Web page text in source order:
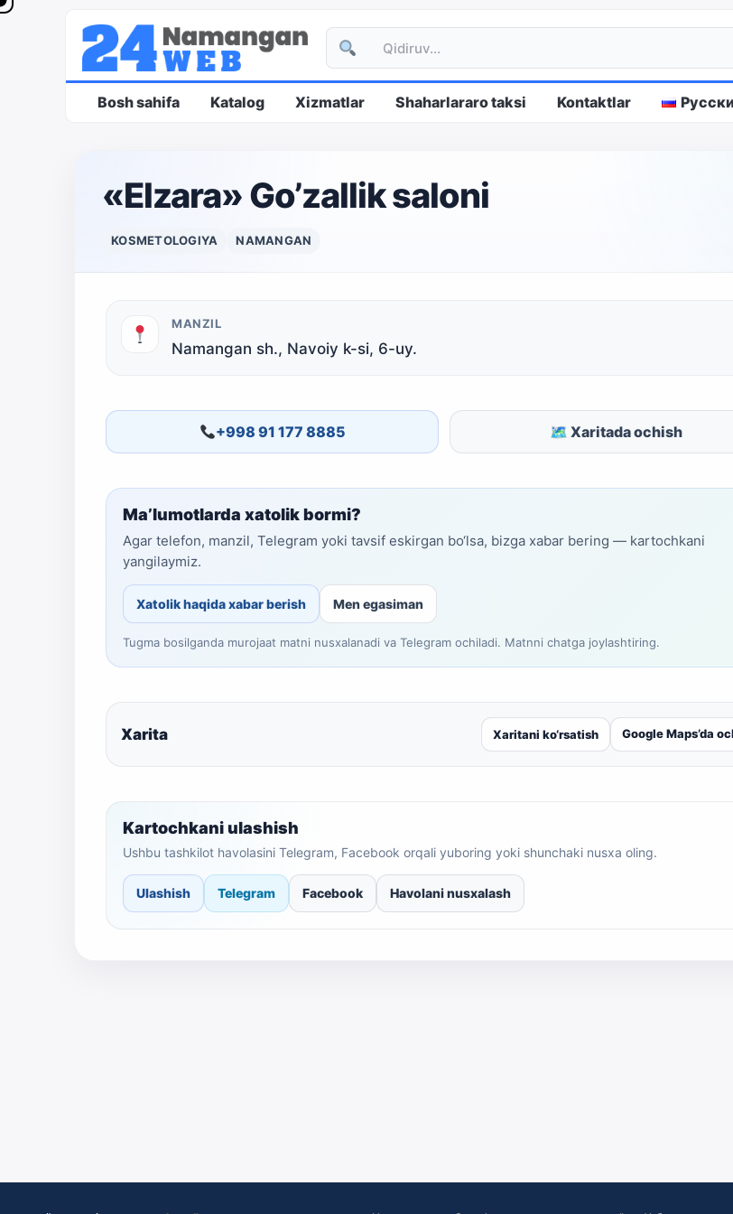
Bosh sahifa Katalog Xizmatlar Shaharlararo taksi Kontaktlar
«Elzara» Go’zallik saloni
KOSMETOLOGIYA NAMANGAN
MANZIL
Namangan sh., Navoiy k-si, 6-uy.
+998 91 177 8885 🗺 Xaritada ochish
Ma’lumotlarda xatolik bormi?
Agar telefon, manzil, Telegram yoki tavsif eskirgan bo‘lsa, bizga xabar bering — kartochkani
yangilaymiz.
Xatolik haqida xabar berish Men egasiman
Tugma bosilganda murojaat matni nusxalanadi va Telegram ochiladi. Matnni chatga joylashtiring.
Xarita Xaritani ko‘rsatish Google Maps’da
Kartochkani ulashish
Ushbu tashkilot havolasini Telegram, Facebook orqali yuboring yoki shunchaki nusxa oling.
Ulashish Telegram Facebook Havolani nusxalash